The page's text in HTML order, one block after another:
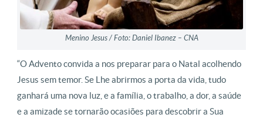
Menino Jesus / Foto: Daniel Ibanez – CNA
“O Advento convida a nos preparar para o Natal acolhendo
Jesus sem temor. Se Lhe abrirmos a porta da vida, tudo
ganhará uma nova luz, e a família, o trabalho, a dor, a saúde
e a amizade se tornarão ocasiões para descobrir a Sua